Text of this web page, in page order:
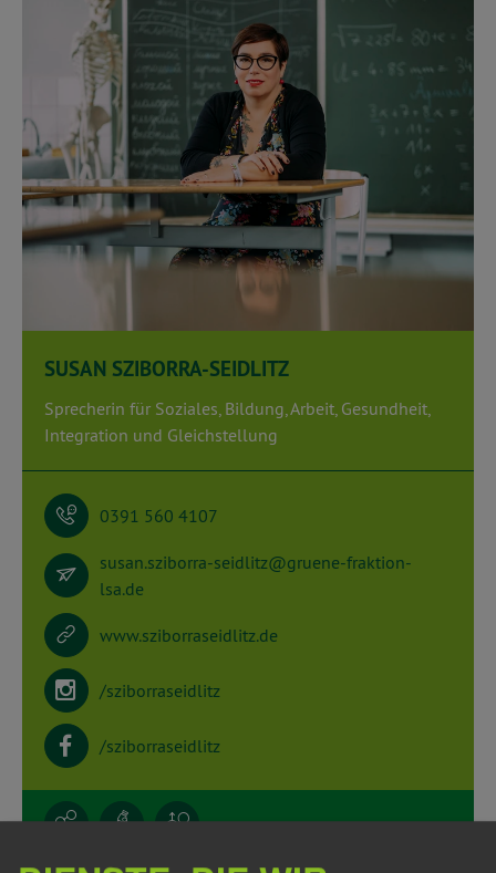
SUSAN SZIBORRA-SEIDLITZ
Sprecherin für Soziales, Bildung, Arbeit, Gesundheit,
Integration und Gleichstellung
0391 560 4107
susan.sziborra-seidlitz@gruene-fraktion-
lsa.de
www.sziborraseidlitz.de
/sziborraseidlitz
/sziborraseidlitz